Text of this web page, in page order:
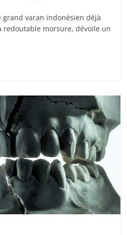
grand varan indonésien déjà
redoutable morsure, dévoile un